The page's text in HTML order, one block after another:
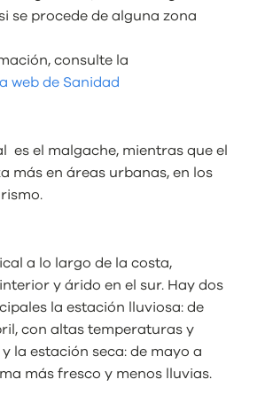
se procede de alguna zona
consulte la
web de Sanidad
es el malgache, mientras que el
más en áreas urbanas, en los
a lo largo de la costa,
y árido en el sur. Hay dos
la estación lluviosa: de
con altas temperaturas y
y la estación seca: de mayo a
más fresco y menos lluvias.